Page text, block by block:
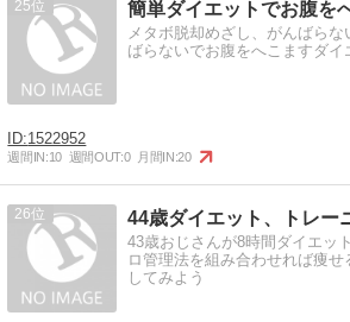
25 簡単ダイエットでお腹を
メタボ脱却めざし、がんばら
ばらないでお腹をへこますダイ
1522952
週間IN:10 週間OUT:0 月間IN:20
26 44歳ダイエット、トレー
43歳おじさんが8時間ダイエッ
ロ管理法を組み合わせれば痩
してみよう